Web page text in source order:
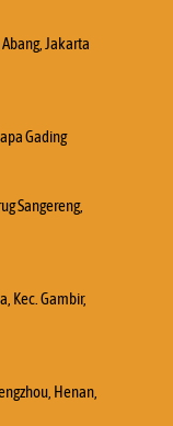
Jakarta
Gading
Sangereng,
Kec. Gambir,
Henan,